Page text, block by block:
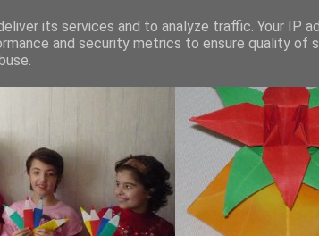
its services and to analyze traffic. Your IP
and security metrics to ensure quality of